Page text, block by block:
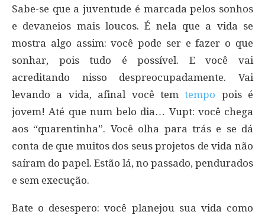
Sabe-se que a juventude é marcada pelos sonhos
e devaneios mais loucos. É nela que a vida se
mostra algo assim: você pode ser e fazer o que
sonhar, pois tudo é possível. E você vai
acreditando nisso despreocupadamente. Vai
levando a vida, afinal você temtempo pois é
jovem! Até que num belo dia… Vupt: você chega
aos “quarentinha”. Você olha para trás e se dá
conta de que muitos dos seus projetos de vida não
saíram do papel. Estão lá, no passado, pendurados
e sem execução.
Bate o desespero: você planejou sua vida como